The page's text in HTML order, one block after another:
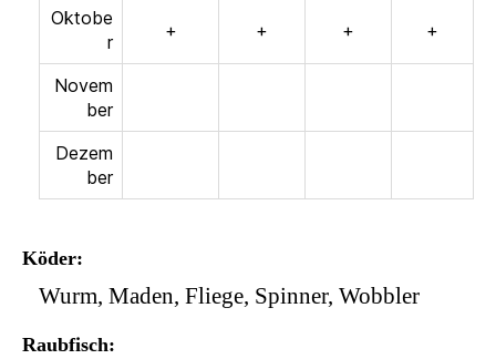
Oktobe
r
+ + + +
Novem
ber
Dezem
ber
Köder
Wurm, Maden, Fliege, Spinner, Wobbler
Raubfisch